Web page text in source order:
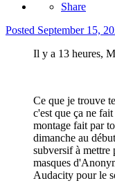
Share
Posted September 15,
Il y a 13 heures,
Ce que je trouve
c'est que ça ne
montage fait par
dimanche au
subversif à mettre
masques
Audacity pour le